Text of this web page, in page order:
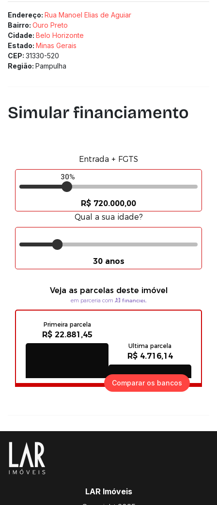
Endereço: Rua Manoel Elias de Aguiar
Bairro: Ouro Preto
Cidade: Belo Horizonte
Estado: Minas Gerais
CEP: 31330-520
Região: Pampulha
Simular financiamento
Comparar os bancos
LAR Imóveis